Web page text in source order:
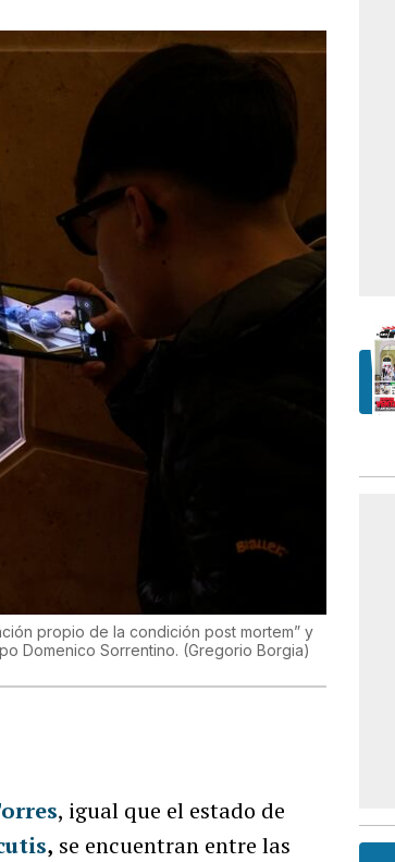
propio de la condición post mortem” y
Domenico Sorrentino. (Gregorio Borgia)
, igual que el estado de
, se encuentran entre las